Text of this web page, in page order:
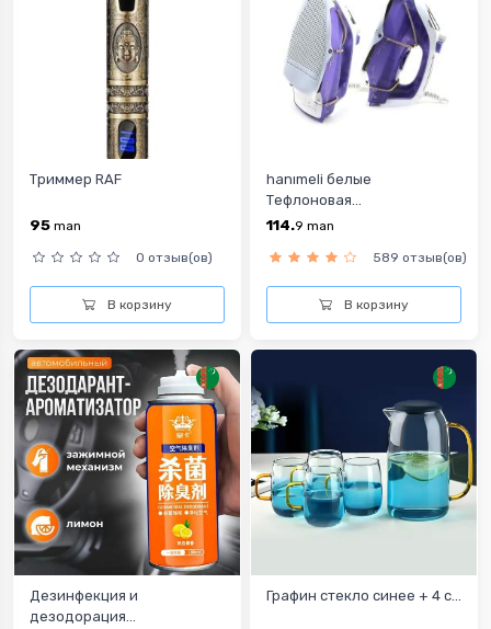
Триммер RAF
95 man
0 отзыв(ов)
В корзину
hanımeli белые
Тефлоновая...
114.9 man
589 отзыв(ов)
В корзину
Дезинфекция и
дезодорация...
Графин стекло синее + 4 с...